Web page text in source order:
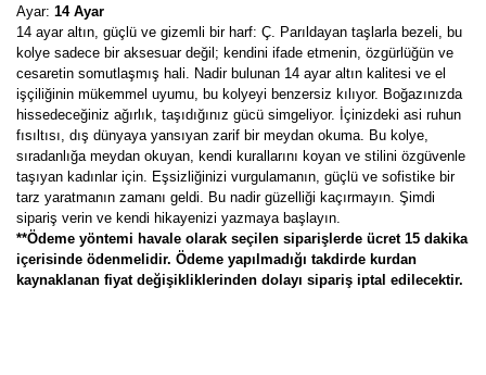
Ayar: 14 Ayar
14 ayar altın, güçlü ve gizemli bir harf: Ç. Parıldayan taşlarla bezeli, bu
kolye sadece bir aksesuar değil; kendini ifade etmenin, özgürlüğün ve
cesaretin somutlaşmış hali. Nadir bulunan 14 ayar altın kalitesi ve el
işçiliğinin mükemmel uyumu, bu kolyeyi benzersiz kılıyor. Boğazınızda
hissedeceğiniz ağırlık, taşıdığınız gücü simgeliyor. İçinizdeki asi ruhun
fısıltısı, dış dünyaya yansıyan zarif bir meydan okuma. Bu kolye,
sıradanlığa meydan okuyan, kendi kurallarını koyan ve stilini özgüvenle
taşıyan kadınlar için. Eşsizliğinizi vurgulamanın, güçlü ve sofistike bir
tarz yaratmanın zamanı geldi. Bu nadir güzelliği kaçırmayın. Şimdi
sipariş verin ve kendi hikayenizi yazmaya başlayın.
**Ödeme yöntemi havale olarak seçilen siparişlerde ücret 15 dakika
içerisinde ödenmelidir. Ödeme yapılmadığı takdirde kurdan
kaynaklanan fiyat değişikliklerinden dolayı sipariş iptal edilecektir.